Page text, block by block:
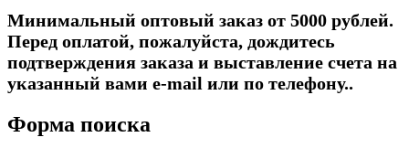
Минимальный оптовый заказ от 5000 рублей.
Перед оплатой, пожалуйста, дождитесь
подтверждения заказа и выставление счета на
указанный вами e-mail или по телефону..
Форма поиска